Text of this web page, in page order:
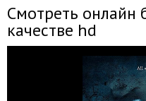
Смотреть онлайн
качестве hd